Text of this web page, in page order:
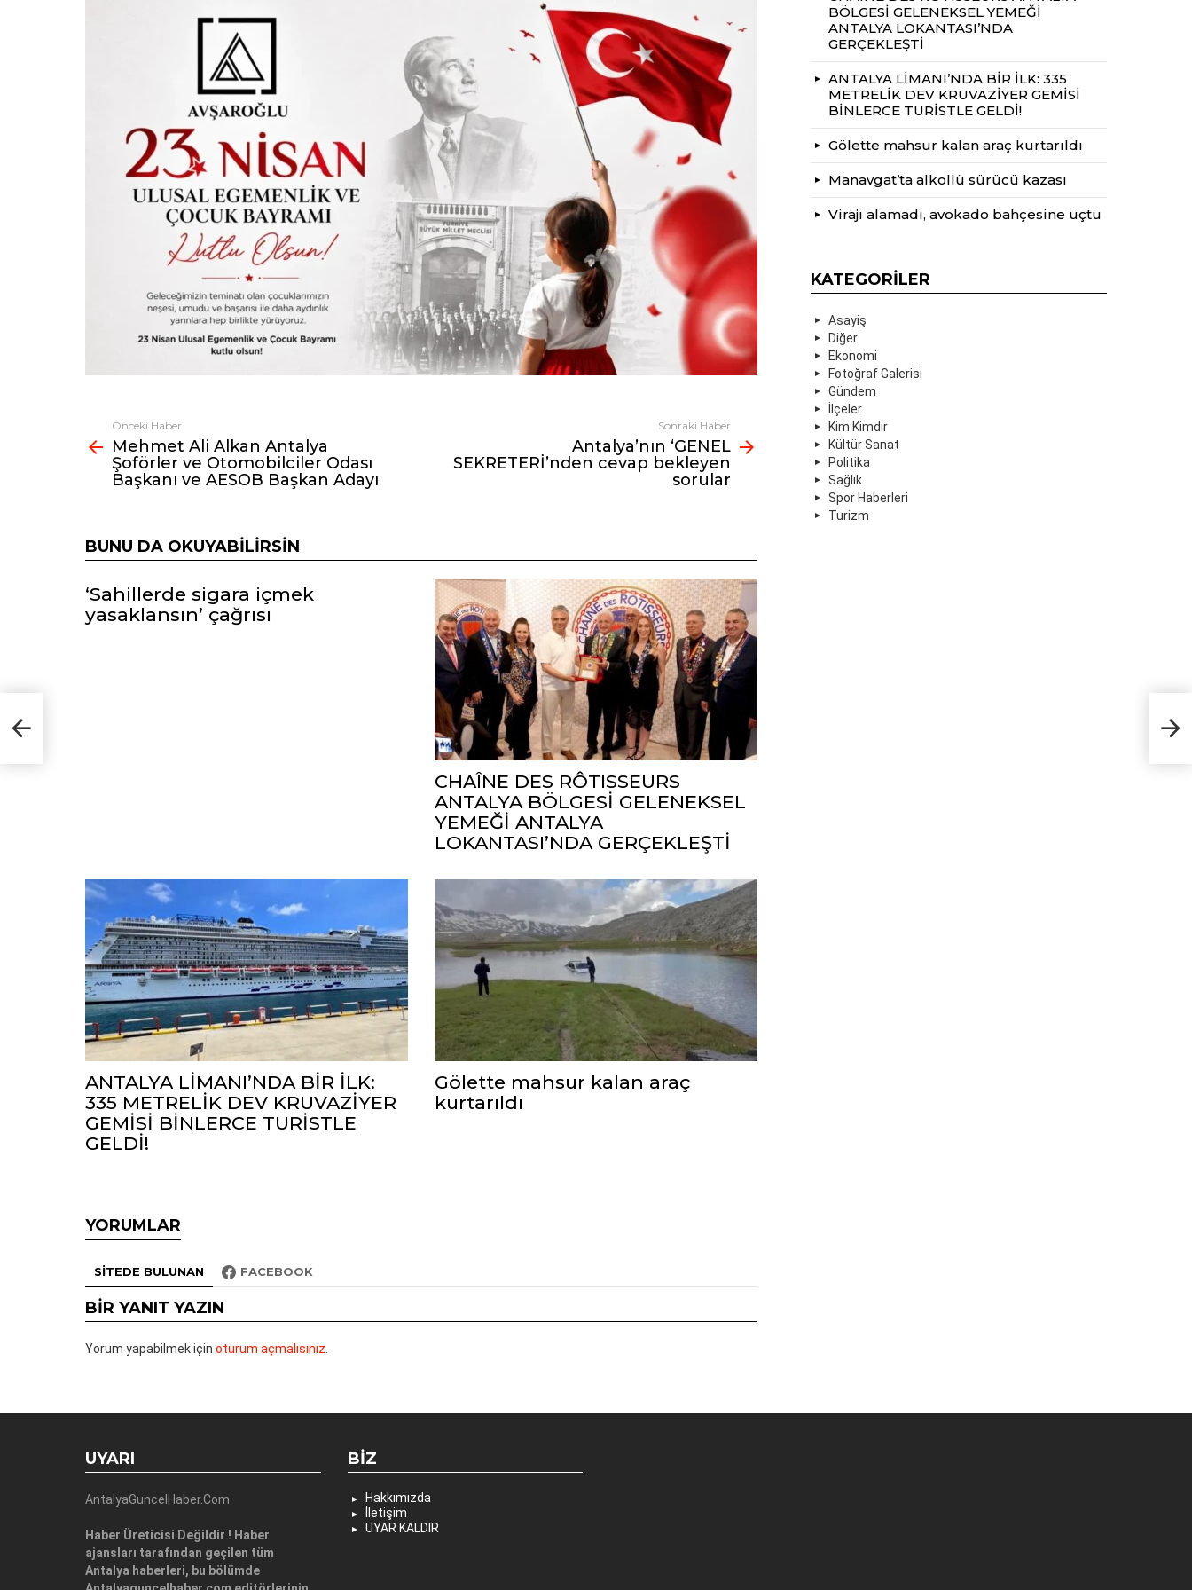
Fazlasına
bak
Önceki Haber
Mehmet Ali Alkan Antalya
Şoförler ve Otomobilciler Odası
Başkanı ve AESOB Başkan Adayı
Sonraki Haber
Antalya’nın ‘GENEL
SEKRETERİ’nden cevap bekleyen
sorular
BUNU DA OKUYABILIRSIN
‘Sahillerde sigara içmek
yasaklansın’ çağrısı
CHAÎNE DES RÔTISSEURS
ANTALYA BÖLGESİ GELENEKSEL
YEMEĞİ ANTALYA
LOKANTASI’NDA GERÇEKLEŞTİ
ANTALYA LİMANI’NDA BİR İLK:
335 METRELİK DEV KRUVAZİYER
GEMİSİ BİNLERCE TURİSTLE
GELDİ!
Gölette mahsur kalan araç
kurtarıldı
YORUMLAR
SITEDE BULUNAN FACEBOOK
BIR YANIT YAZIN
Yorum yapabilmek için oturum açmalısınız
BÖLGESİ GELENEKSEL YEMEĞİ
ANTALYA LOKANTASI’NDA
GERÇEKLEŞTİ
ANTALYA LİMANI’NDA BİR İLK: 335
METRELİK DEV KRUVAZİYER GEMİSİ
BİNLERCE TURİSTLE GELDİ!
Gölette mahsur kalan araç kurtarıldı
Manavgat’ta alkollü sürücü kazası
Virajı alamadı, avokado bahçesine uçtu
KATEGORILER
Asayiş
Diğer
Ekonomi
Fotoğraf Galerisi
Gündem
İlçeler
Kim Kimdir
Kültür Sanat
Politika
Sağlık
Spor Haberleri
Turizm
UYARI
AntalyaGuncelHaber.Com
Haber Üreticisi Değildir ! Haber
ajansları tarafından geçilen tüm
Antalya haberleri, bu bölümde
BIZ
Hakkımızda
İletişim
UYAR KALDIR